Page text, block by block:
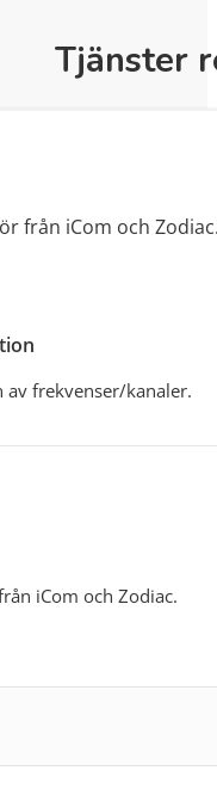
Tjänster
från iCom och
frekvenser/kanaler.
iCom och Zodiac.